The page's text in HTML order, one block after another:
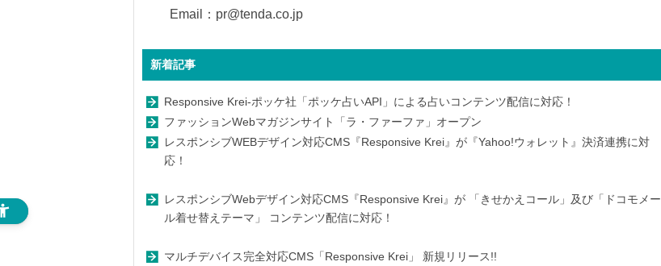
Email：pr@tenda.co.jp
新着記事
Responsive Krei-ポッケ社「ポッケ占いAPI」による占いコンテンツ配信に対応！
ファッションWebマガジンサイト「ラ・ファーファ」オープン
レスポンシブWEBデザイン対応CMS『Responsive Krei』が『Yahoo!ウォレット』決済連携に対
応！
レスポンシブWebデザイン対応CMS『Responsive Krei』が 「きせかえコール」及び「ドコモメー
ル着せ替えテーマ」 コンテンツ配信に対応！
マルチデバイス完全対応CMS「Responsive Krei」 新規リリース!!